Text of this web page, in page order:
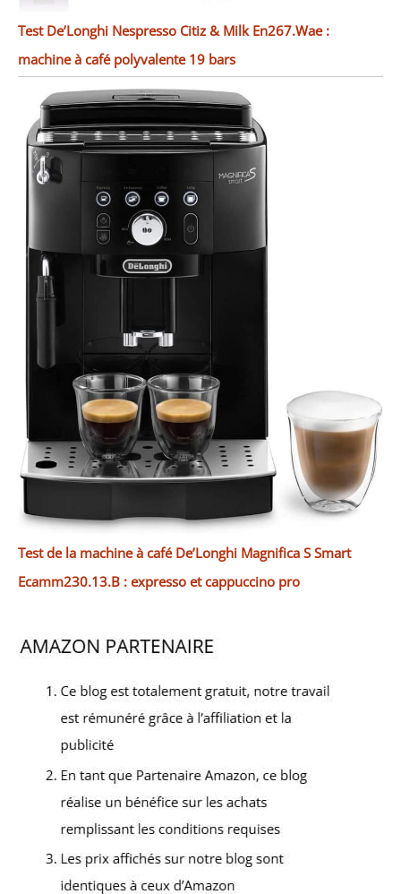
Test De’Longhi Nespresso Citiz & Milk En267.Wae :
machine à café polyvalente 19 bars
Test de la machine à café De’Longhi Magnifica S Smart
Ecamm230.13.B : expresso et cappuccino pro